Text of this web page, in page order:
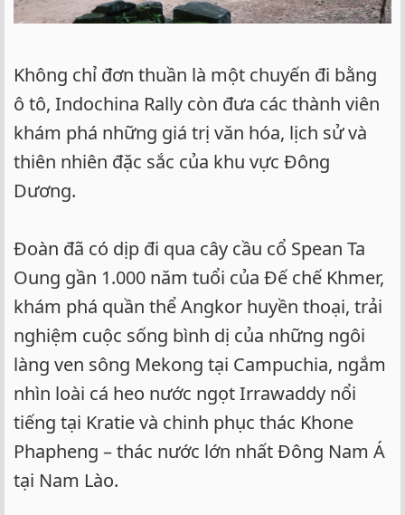
Không chỉ đơn thuần là một chuyến đi bằng
ô tô, Indochina Rally còn đưa các thành viên
khám phá những giá trị văn hóa, lịch sử và
thiên nhiên đặc sắc của khu vực Đông
Dương.
Đoàn đã có dịp đi qua cây cầu cổ Spean Ta
Oung gần 1.000 năm tuổi của Đế chế Khmer,
khám phá quần thể Angkor huyền thoại, trải
nghiệm cuộc sống bình dị của những ngôi
làng ven sông Mekong tại Campuchia, ngắm
nhìn loài cá heo nước ngọt Irrawaddy nổi
tiếng tại Kratie và chinh phục thác Khone
Phapheng – thác nước lớn nhất Đông Nam Á
tại Nam Lào.